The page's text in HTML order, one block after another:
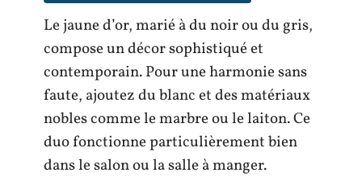
Le jaune d’or, marié à du noir ou du gris,
compose un décor sophistiqué et
contemporain. Pour une harmonie sans
faute, ajoutez du blanc et des matériaux
nobles comme le marbre ou le laiton. Ce
duo fonctionne particulièrement bien
dans le salon ou la salle à manger.